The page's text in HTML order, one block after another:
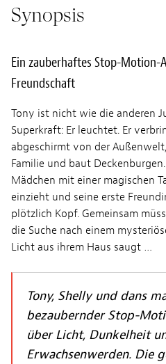
Synopsis
Ein zauberhaftes Stop-Motion-
Freundschaft
Tony ist nicht wie die anderen
Superkraft: Er leuchtet. Er
abgeschirmt von der
Familie und baut
Mädchen mit einer magischen
einzieht und seine erste
plötzlich Kopf. Gemeinsam
die Suche nach einem
Licht aus ihrem Haus saugt …
Tony, Shelly und dans
bezaubernder Stop-
über Licht, Dunkelheit
Erwachsenwerden. Die